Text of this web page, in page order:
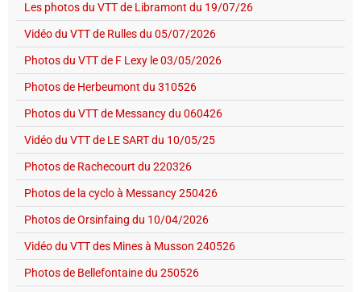
Les photos du VTT de Libramont du 19/07/26
Vidéo du VTT de Rulles du 05/07/2026
Photos du VTT de F Lexy le 03/05/2026
Photos de Herbeumont du 310526
Photos du VTT de Messancy du 060426
Vidéo du VTT de LE SART du 10/05/25
Photos de Rachecourt du 220326
Photos de la cyclo à Messancy 250426
Photos de Orsinfaing du 10/04/2026
Vidéo du VTT des Mines à Musson 240526
Photos de Bellefontaine du 250526